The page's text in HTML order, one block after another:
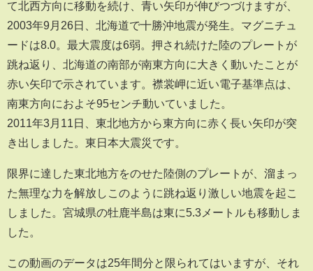
て北西方向に移動を続け、青い矢印が伸びつづけますが、
2003年9月26日、北海道で十勝沖地震が発生。マグニチュ
ードは8.0。最大震度は6弱。押され続けた陸のプレートが
跳ね返り、北海道の南部が南東方向に大きく動いたことが
赤い矢印で示されています。襟裳岬に近い電子基準点は、
南東方向におよそ95センチ動いていました。
2011年3月11日、東北地方から東方向に赤く長い矢印が突
き出しました。東日本大震災です。
限界に達した東北地方をのせた陸側のプレートが、溜まっ
た無理な力を解放しこのように跳ね返り激しい地震を起こ
しました。宮城県の牡鹿半島は東に5.3メートルも移動しま
した。
この動画のデータは25年間分と限られてはいますが、それ